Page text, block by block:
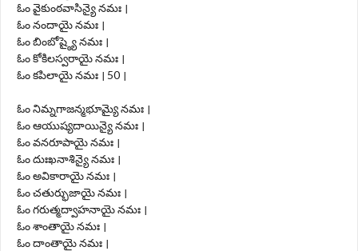
ఓం వైకుంఠవాసిన్యై నమః ।
ఓం నందాయై నమః ।
ఓం బింబోష్ఠ్యై నమః ।
ఓం కోకిలస్వరాయై నమః ।
ఓం కపిలాయై నమః । 50 ।
ఓం నిమ్నగాజన్మభూమ్యై నమః ।
ఓం ఆయుష్యదాయిన్యై నమః ।
ఓం వనరూపాయై నమః ।
ఓం దుఃఖనాశిన్యై నమః ।
ఓం అవికారాయై నమః ।
ఓం చతుర్భుజాయై నమః ।
ఓం గరుత్మద్వాహనాయై నమః ।
ఓం శాంతాయై నమః ।
ఓం దాంతాయై నమః ।